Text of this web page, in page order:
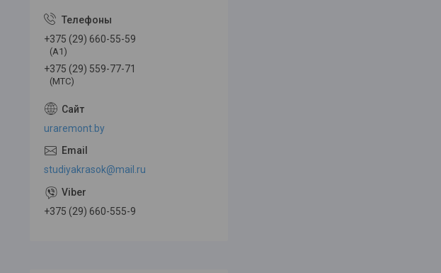
+375 (29) 660-55-59
(A1)
+375 (29) 559-77-71
(МТС)
uraremont.by
studiyakrasok@mail.ru
+375 (29) 660-555-9